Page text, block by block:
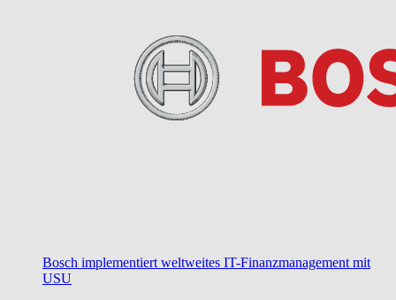
Bosch implementiert weltweites IT-Finanzmanagement mit
USU